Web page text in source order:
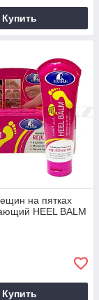
Купить
на пятках
HEEL BALM
Купить